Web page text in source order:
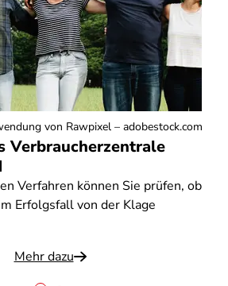
Verbraucherzentrale
Verfahren können Sie prüfen, ob
Erfolgsfall von der Klage
Mehr dazu
von Rawpixel – adobestock.com